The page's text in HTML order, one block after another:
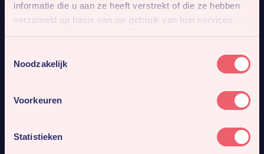
informatie die u aan ze heeft verstrekt of die ze hebben
verzameld op basis van uw gebruik van hun services.
Noodzakelijk
Voorkeuren
Statistieken